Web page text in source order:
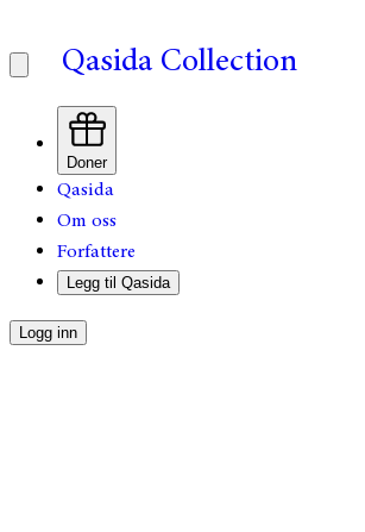
Qasida Collection
Doner
Qasida
Om oss
Forfattere
Legg til Qasida
Logg inn